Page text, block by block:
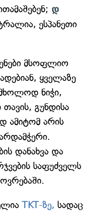
დ
ესპანეთი
მსოფლიო
ყველაზე
ნიჭი,
გუნდისა
ამიტომ არის
დანახვა და
საფუძველს
TKT-ზე, სადაც